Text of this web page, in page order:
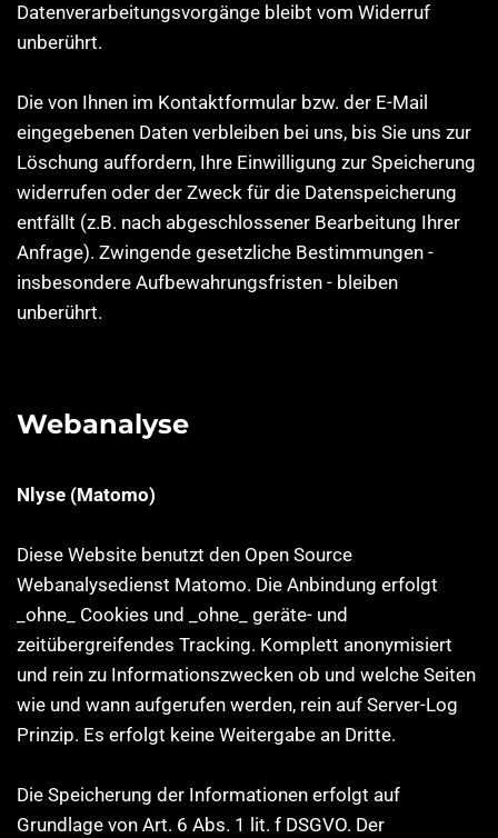
Datenverarbeitungsvorgänge bleibt vom Widerruf
unberührt.
Die von Ihnen im Kontaktformular bzw. der E-Mail
eingegebenen Daten verbleiben bei uns, bis Sie uns zur
Löschung auffordern, Ihre Einwilligung zur Speicherung
widerrufen oder der Zweck für die Datenspeicherung
entfällt (z.B. nach abgeschlossener Bearbeitung Ihrer
Anfrage). Zwingende gesetzliche Bestimmungen -
insbesondere Aufbewahrungsfristen - bleiben
unberührt.
Webanalyse
Nlyse (Matomo)
Diese Website benutzt den Open Source
Webanalysedienst Matomo. Die Anbindung erfolgt
_ohne_ Cookies und _ohne_ geräte- und
zeitübergreifendes Tracking. Komplett anonymisiert
und rein zu Informationszwecken ob und welche Seiten
wie und wann aufgerufen werden, rein auf Server-Log
Prinzip. Es erfolgt keine Weitergabe an Dritte.
Die Speicherung der Informationen erfolgt auf
Grundlage von Art. 6 Abs. 1 lit. f DSGVO. Der